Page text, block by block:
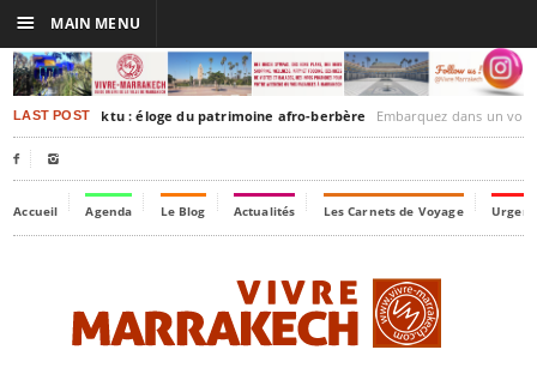
LAST POSTTimbuktu : éloge du patrimoine afro-berbère Embarquez dans un voyage culturel dans le
 
Accueil Agenda Le Blog Actualités Les Carnets de Voyage
☰ MAIN MENU